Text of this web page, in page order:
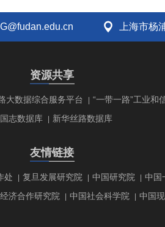
上海市杨
资源共享
大数据综合服务平台 “一带一路”工业和
志数据库
新华丝路数据库
友情链接
处 复旦发展研究院 中国研究院 中国
济合作研究院 中国社会科学院 中国